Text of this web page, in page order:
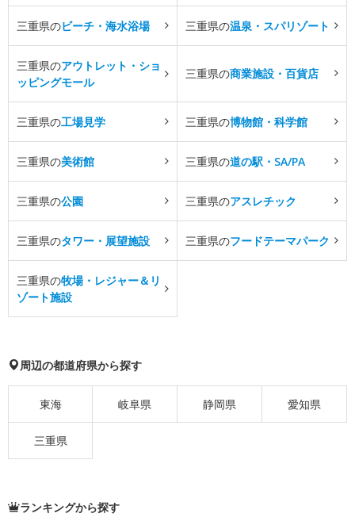
三重県のビーチ・海水浴場 三重県の温泉・スパリゾート
三重県のアウトレット・ショ
ッピングモール
三重県の商業施設・百貨店
三重県の工場見学 三重県の博物館・科学館
三重県の美術館 三重県の道の駅・SA/PA
三重県の公園 三重県のアスレチック
三重県のタワー・展望施設 三重県のフードテーマパーク
三重県の牧場・レジャー＆リ
ゾート施設
周辺の都道府県から探す
東海 岐阜県 静岡県 愛知県
三重県
ランキングから探す